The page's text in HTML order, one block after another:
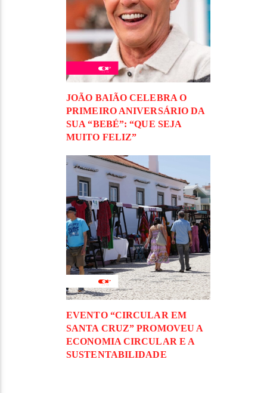
JOÃO BAIÃO CELEBRA O
PRIMEIRO ANIVERSÁRIO DA
SUA “BEBÉ”: “QUE SEJA
MUITO FELIZ”
EVENTO “CIRCULAR EM
SANTA CRUZ” PROMOVEU A
ECONOMIA CIRCULAR E A
SUSTENTABILIDADE